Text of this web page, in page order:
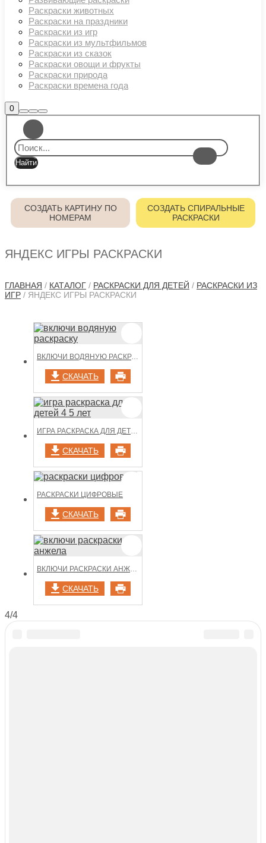
Раскраски животных
Раскраски на праздники
Раскраски из игр
Раскраски из мультфильмов
Раскраски из сказок
Раскраски овощи и фрукты
Раскраски природа
Раскраски времена года
0Боковая
панель
магазина
Найти
Больше
информации
Главное
меню
СОЗДАТЬ КАРТИНУ ПО
НОМЕРАМ
СОЗДАТЬ СПИРАЛЬНЫЕ
РАСКРАСКИ
ЯНДЕКС ИГРЫ РАСКРАСКИ
ГЛАВНАЯ / КАТАЛОГ / РАСКРАСКИ ДЛЯ ДЕТЕЙ / РАСКРАСКИ ИЗ
ИГР / ЯНДЕКС ИГРЫ РАСКРАСКИ
ВКЛЮЧИ ВОДЯНУЮ РАСКРАСКУ
СКАЧАТЬ
ИГРА РАСКРАСКА ДЛЯ ДЕТЕЙ 4 5 ЛЕТ
СКАЧАТЬ
РАСКРАСКИ ЦИФРОВЫЕ
СКАЧАТЬ
ВКЛЮЧИ РАСКРАСКИ АНЖЕЛА
СКАЧАТЬ
4/4